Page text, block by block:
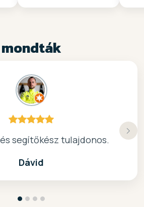
segítőkész tulajdonos.
Dávid
ös bolt .. ajánlom!
elado, jo kis bolt :)
barátságos kiszolgálast.